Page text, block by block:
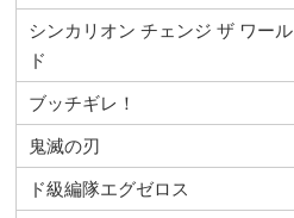
シンカリオン チェンジ ザ ワール
ド
ブッチギレ！
鬼滅の刃
ド級編隊エグゼロス